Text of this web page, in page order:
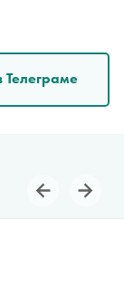
Телеграме